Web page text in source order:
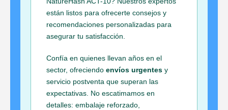
están listos para ofrecerte consejos y
recomendaciones personalizadas para
asegurar tu satisfacción.
Confía en quienes llevan años en el
sector, ofreciendo envíos urgentes y
servicio postventa que superan las
expectativas. No escatimamos en
detalles: embalaje reforzado,